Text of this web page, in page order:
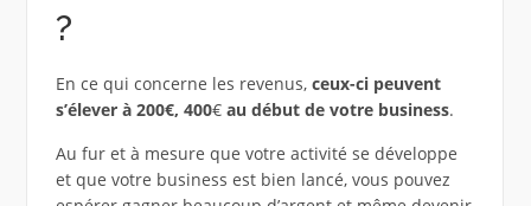
?
En ce qui concerne les revenus, ceux-ci peuvent
s’élever à 200€, 400€au début de votre business.
Au fur et à mesure que votre activité se développe
et que votre business est bien lancé, vous pouvez